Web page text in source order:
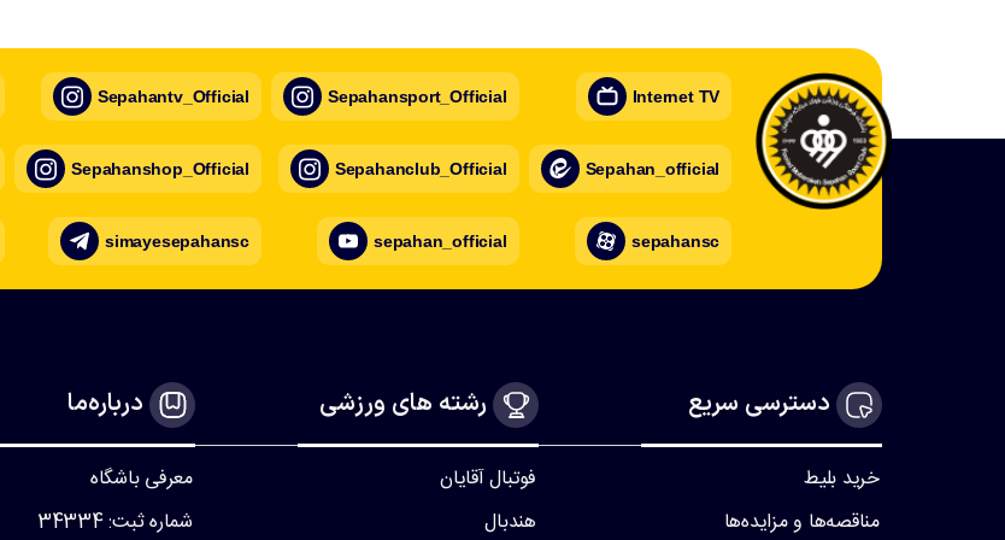
Sepahantv_Official
Sepahanshop_Official
simayesepahansc
Sepahansport_Official
Sepahanclub_Official
sepahan_official
Internet TV
Sepahan_official
sepahansc
دسترسی سریع
خرید بلیط
مناقصه‌ها و مزایده‌ها
رشته های ورزشی
فوتبال آقایان
هندبال
درباره‌ما
معرفی باشگاه
شماره ثبت: 34334